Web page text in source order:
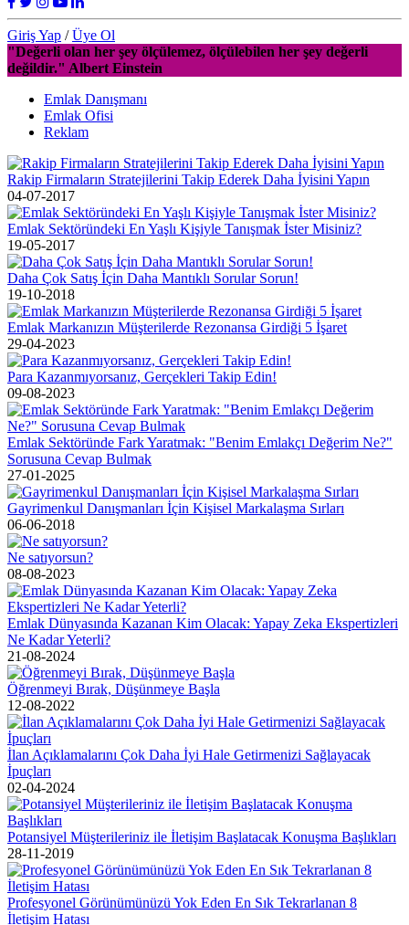
Giriş Yap /Üye Ol
"Değerli olan her şey ölçülemez, ölçülebilen her şey değerli
değildir." Albert Einstein
Emlak Danışmanı
Emlak Ofisi
Reklam
Rakip Firmaların Stratejilerini Takip Ederek Daha İyisini Yapın
04-07-2017
Emlak Sektöründeki En Yaşlı Kişiyle Tanışmak İster Misiniz?
19-05-2017
Daha Çok Satış İçin Daha Mantıklı Sorular Sorun!
19-10-2018
Emlak Markanızın Müşterilerde Rezonansa Girdiği 5 İşaret
29-04-2023
Para Kazanmıyorsanız, Gerçekleri Takip Edin!
09-08-2023
Emlak Sektöründe Fark Yaratmak: "Benim Emlakçı Değerim Ne?"
Sorusuna Cevap Bulmak
27-01-2025
Gayrimenkul Danışmanları İçin Kişisel Markalaşma Sırları
06-06-2018
Ne satıyorsun?
08-08-2023
Emlak Dünyasında Kazanan Kim Olacak: Yapay Zeka Ekspertizleri
Ne Kadar Yeterli?
21-08-2024
Öğrenmeyi Bırak, Düşünmeye Başla
12-08-2022
İlan Açıklamalarını Çok Daha İyi Hale Getirmenizi Sağlayacak
İpuçları
02-04-2024
Potansiyel Müşterileriniz ile İletişim Başlatacak Konuşma Başlıkları
28-11-2019
Profesyonel Görünümünüzü Yok Eden En Sık Tekrarlanan 8
İletişim Hatası